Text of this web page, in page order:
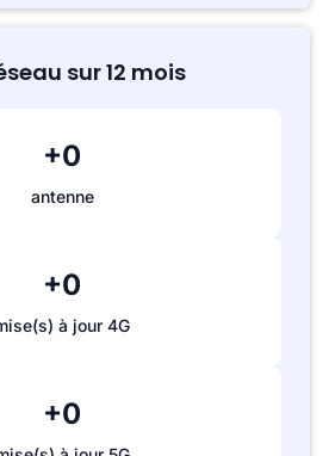
sur 12 mois
+0
antenne
+0
à jour 4G
+0